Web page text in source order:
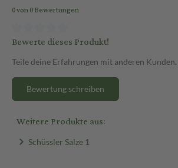
0 von 0 Bewertungen
Bewerte dieses Produkt!
Teile deine Erfahrungen mit anderen Kunden.
Bewertung schreiben
Weitere Produkte aus:
Schüssler Salze 1